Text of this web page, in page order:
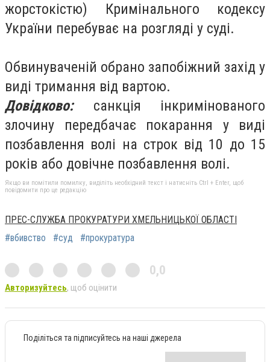
жорстокістю) Кримінального кодексу
України перебуває на розгляді у суді.
Обвинуваченій обрано запобіжний захід у
виді тримання від вартою.
Довідково:санкція інкримінованого
злочину передбачає покарання у виді
позбавлення волі на строк від 10 до 15
років або довічне позбавлення волі.
Якщо ви помітили помилку, виділіть необхідний текст і натисніть Ctrl + Enter, щоб
повідомити про це редакцію
ПРЕС-СЛУЖБА ПРОКУРАТУРИ ХМЕЛЬНИЦЬКОЇ ОБЛАСТІ
#вбивство
#суд #прокуратура
0,0
Авторизуйтесь, щоб оцінити
Поділіться та підписуйтесь на наші джерела